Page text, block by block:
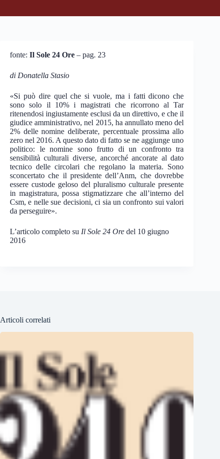
fonte: Il Sole 24 Ore – pag. 23
di Donatella Stasio
«Si può dire quel che si vuole, ma i fatti dicono che
sono solo il 10% i magistrati che ricorrono al Tar
ritenendosi ingiustamente esclusi da un direttivo, e che il
giudice amministrativo, nel 2015, ha annullato meno del
2% delle nomine deliberate, percentuale prossima allo
zero nel 2016. A questo dato di fatto se ne aggiunge uno
politico: le nomine sono frutto di un confronto tra
sensibilità culturali diverse, ancorché ancorate al dato
tecnico delle circolari che regolano la materia. Sono
sconcertato che il presidente dell’Anm, che dovrebbe
essere custode geloso del pluralismo culturale presente
in magistratura, possa stigmatizzare che all’interno del
Csm, e nelle sue decisioni, ci sia un confronto sui valori
da perseguire».
L’articolo completo su Il Sole 24 Ore del 10 giugno
2016
Articoli correlati